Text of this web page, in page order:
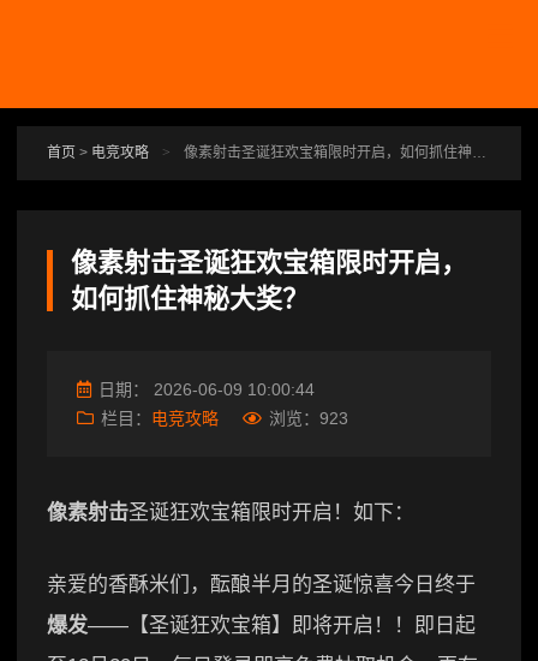
首页 > 电竞攻略 > 像素射击圣诞狂欢宝箱限时开启，如何抓住神秘大奖？
像素射击圣诞狂欢宝箱限时开启，
如何抓住神秘大奖？
日期： 2026-06-09 10:00:44
栏目： 电竞攻略 浏览： 923
像素射击圣诞狂欢宝箱限时开启！如下：
亲爱的香酥米们，酝酿半月的圣诞惊喜今日终于
爆发——【圣诞狂欢宝箱】即将开启！！即日起